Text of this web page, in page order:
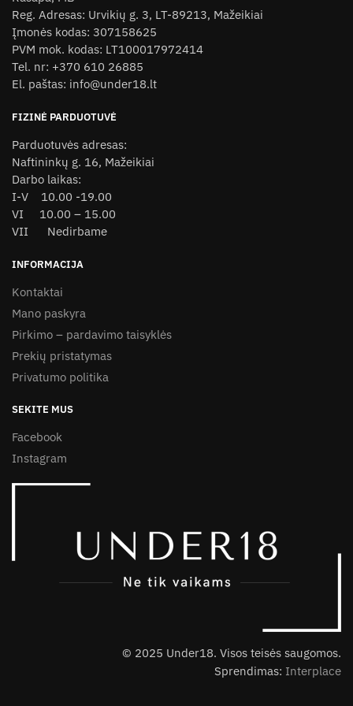
may
be
chosen
on
the
product
may
chosen
Reg. Adresas: Urvikių g. 3, LT-89213, Mažeikiai
Įmonės kodas: 307158625
PVM mok. kodas: LT100017972414
Tel. nr: +370 610 26885
El. paštas: info@under18.lt
FIZINĖ PARDUOTUVĖ
Parduotuvės adresas:
Naftininkų g. 16, Mažeikiai
Darbo laikas:
I-V 10.00 -19.00
VI 10.00 – 15.00
VII Nedirbame
INFORMACIJA
Kontaktai
Mano paskyra
Pirkimo – pardavimo taisyklės
Prekių pristatymas
Privatumo politika
SEKITE MUS
Facebook
Instagram
© 2025 Under18. Visos teisės saugomos.
Sprendimas: Interplace